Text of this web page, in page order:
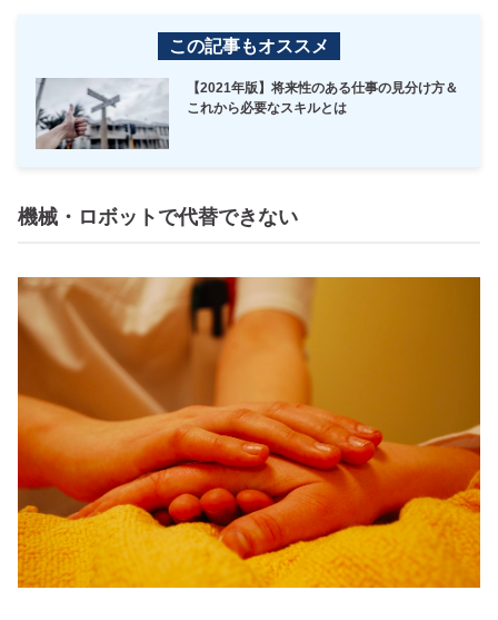
この記事もオススメ
【2021年版】将来性のある仕事の見分け方＆
これから必要なスキルとは
機械・ロボットで代替できない